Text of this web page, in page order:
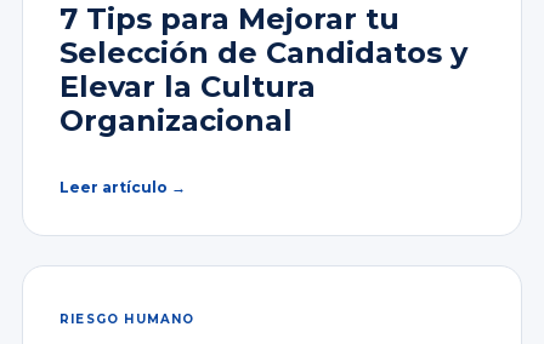
7 Tips para Mejorar tu
Selección de Candidatos y
Elevar la Cultura
Organizacional
Leer artículo →
RIESGO HUMANO